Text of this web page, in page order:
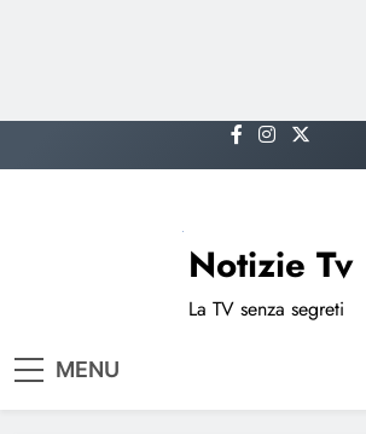
to
Notizie Tv
La TV senza segreti
MENU